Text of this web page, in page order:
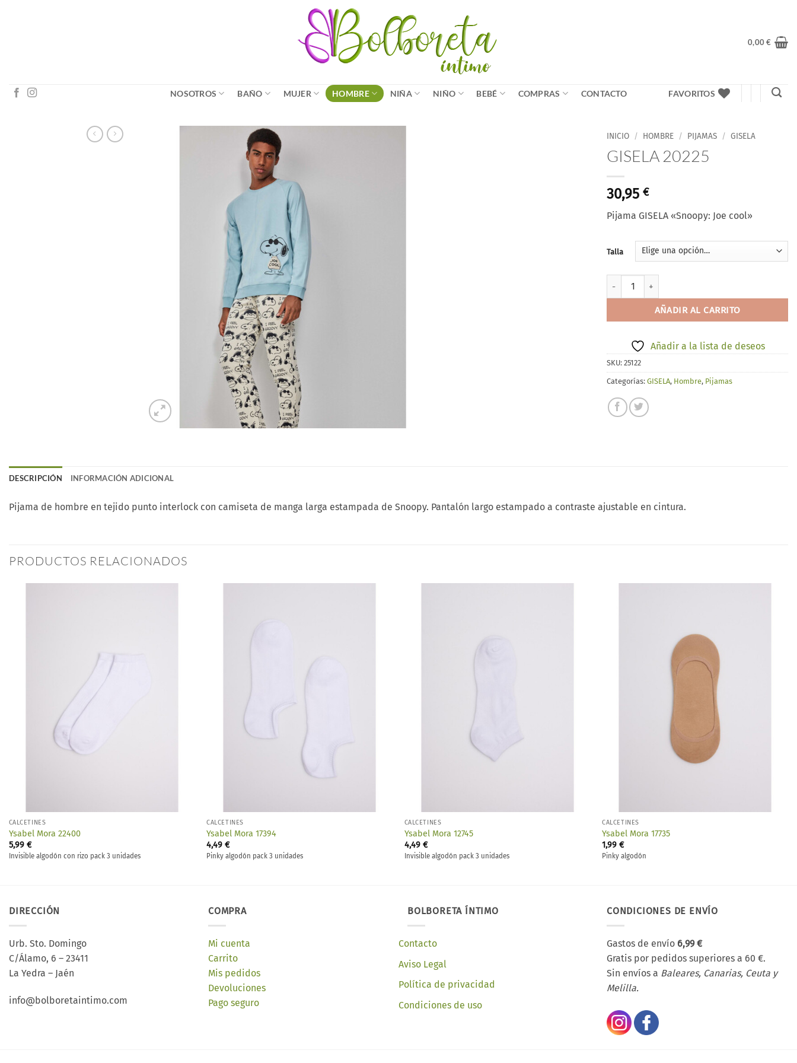
0,00€
NOSOTROS BAÑO MUJER HOMBRE NIÑA NIÑO BEBÉ COMPRAS CONTACTO FAVORITOS
INICIO / HOMBRE / PIJAMAS / GISELA
GISELA 20225
30,95 €
Pijama GISELA «Snoopy: Joe cool»
Talla
GISELA 20225 cantidad
AÑADIR AL CARRITO
Añadir a la lista de deseos
SKU: 25122
Categorías: GISELA, Hombre, Pijamas
DESCRIPCIÓN INFORMACIÓN ADICIONAL
Pijama de hombre en tejido punto interlock con camiseta de manga larga estampada de Snoopy. Pantalón largo estampado a contraste ajustable en cintura.
PRODUCTOS RELACIONADOS
CALCETINES
Ysabel Mora 22400
5,99 €
Invisible algodón con rizo pack 3 unidades
CALCETINES
Ysabel Mora 17394
4,49€
Pinky algodón pack 3 unidades
CALCETINES
Ysabel Mora 12745
4,49 €
Invisible algodón pack 3 unidades
CALCETINES
Ysabel Mora 17735
1,99€
Pinky algodón
DIRECCIÓN
Urb. Sto. Domingo
C/Álamo, 6 – 23411
La Yedra – Jaén
info@bolboretaintimo.com
COMPRA
Mi cuenta
Carrito
Mis pedidos
Devoluciones
Pago seguro
BOLBORETA ÍNTIMO
Contacto
Aviso Legal
Política de privacidad
Condiciones de uso
CONDICIONES DE ENVÍO
Gastos de envío 6,99 €
Gratis por pedidos superiores a 60 €.
Sin envíos a Baleares, Canarias, Ceuta y
Melilla.